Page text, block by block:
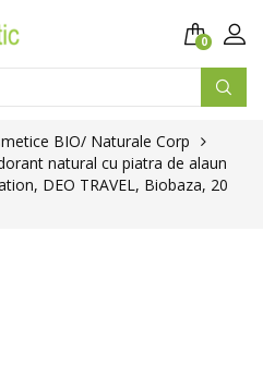
0
BIO/ Naturale Corp
natural cu piatra de alaun
DEO TRAVEL, Biobaza, 20